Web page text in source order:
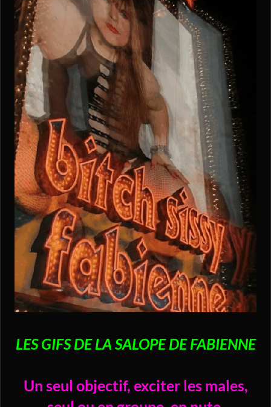
LES GIFS DE LA SALOPE DE FABIENNE
Un seul objectif, exciter les males,